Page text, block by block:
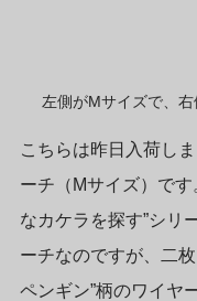
左側がMサイズで、
こちらは昨日入荷し
ーチ（Mサイズ）です
なカケラを探す”シリ
ーチなのですが、二
ペンギン”柄のワイヤ